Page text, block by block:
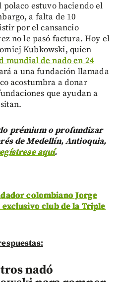
polaco estuvo haciendo el
a falta de 10
por el cansancio
no le pasó factura. Hoy el
Kubkowski, quien
mundial de nado en 24
a una fundación llamada
acostumbra a donar
que ayudan a
prémium o profundizar
de Medellín, Antioquia,
aquí.
colombiano Jorge
club de la Triple
nadó